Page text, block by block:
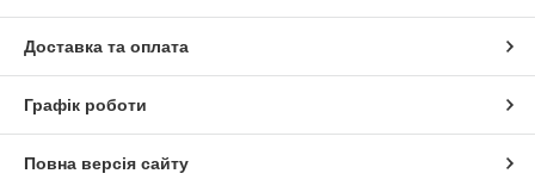
Доставка та оплата
Графік роботи
Повна версія сайту